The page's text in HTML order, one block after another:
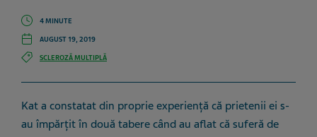
4 MINUTE
AUGUST 19, 2019
SCLEROZĂ MULTIPLĂ
Kat a constatat din proprie experiență că prietenii ei s-
au împărțit în două tabere când au aflat că suferă de